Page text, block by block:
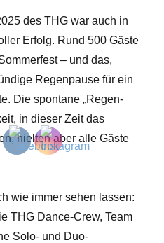
des THG war auch in
Erfolg. Rund 500 Gäste
– und das,
Regenpause für ein
Die spontane „Regen-
in dieser Zeit das
hielten aber alle Gäste
wie immer sehen lassen:
THG Dance-Crew, Team
Solo- und Duo-